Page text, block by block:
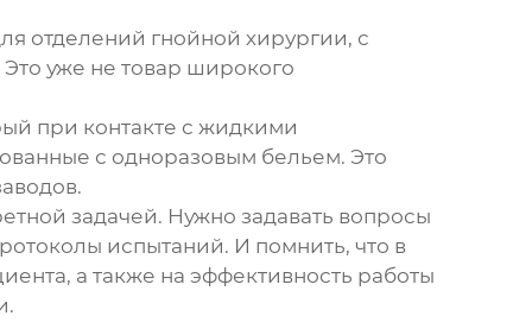
отделений гнойной хирургии, с
уже не товар широкого
при контакте с жидкими
с одноразовым бельем. Это
задачей. Нужно задавать вопросы
испытаний. И помнить, что в
а также на эффективность работы